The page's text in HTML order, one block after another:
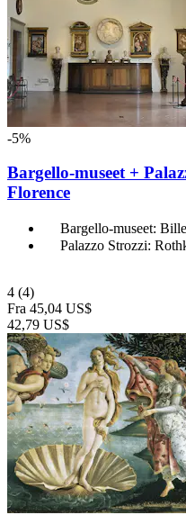
-5%
Bargello-museet +
Florence
Bargello-museet:
Palazzo Strozzi:
4 (4)
Fra 45,04 US$
42,79 US$